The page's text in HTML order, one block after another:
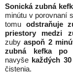
Sonická zubná
minútu v porovnaní
tomu odstraňuje
priestory medzi
zubyaspoň 2
zubná kefka po
navyše každých
čistenia.